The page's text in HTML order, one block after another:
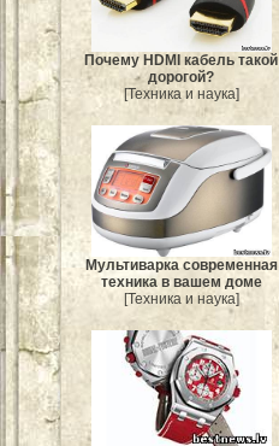
Почему HDMI кабель такой
дорогой?
[Техника и наука]
Мультиварка современная
техника в вашем доме
[Техника и наука]